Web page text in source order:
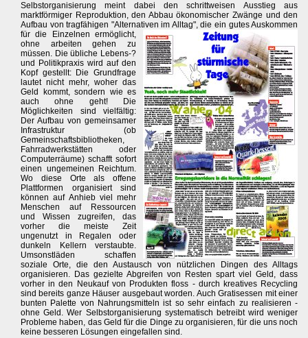
Selbstorganisierung meint dabei den schrittweisen Ausstieg aus
marktförmiger Reproduktion, den Abbau ökonomischer Zwänge und den
Aufbau von tragfähigen "Alternativen im Alltag", die ein gutes Auskommen
für die Einzelnen ermöglicht,
ohne arbeiten gehen zu
müssen. Die übliche Lebens-?
und Politikpraxis wird auf den
Kopf gestellt: Die Grundfrage
lautet nicht mehr, woher das
Geld kommt, sondern wie es
auch ohne geht! Die
Möglichkeiten sind vielfältig:
Der Aufbau von gemeinsamer
Infrastruktur (ob
Gemeinschaftsbibliotheken,
Fahrradwerkstätten oder
Computerräume) schafft sofort
einen ungemeinen Reichtum.
Wo diese Orte als offene
Plattformen organisiert sind
können auf Anhieb viel mehr
Menschen auf Ressourcen
und Wissen zugreifen, das
vorher die meiste Zeit
ungenutzt in Regalen oder
dunkeln Kellern verstaubte.
Umsonstläden schaffen
soziale Orte, die den Austausch von nützlichen Dingen des Alltags
organisieren. Das gezielte Abgreifen von Resten spart viel Geld, dass
vorher in den Neukauf von Produkten floss - durch kreatives Recycling
sind bereits ganze Häuser ausgebaut worden. Auch Gratisessen mit einer
bunten Palette von Nahrungsmitteln ist so sehr einfach zu realisieren -
ohne Geld. Wer Selbstorganisierung systematisch betreibt wird weniger
Probleme haben, das Geld für die Dinge zu organisieren, für die uns noch
keine besseren Lösungen eingefallen sind.